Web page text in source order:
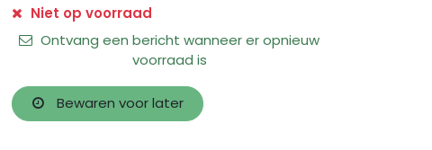
Niet op voorraad
Ontvang een bericht wanneer er opnieuw
voorraad is
Bewaren voor later